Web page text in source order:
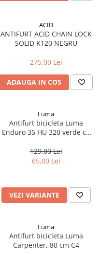
ACID
ANTIFURT ACID CHAIN LOCK
SOLID K120 NEGRU
275,00 Lei
ADAUGA IN COS
Luma
Antifurt bicicleta Luma
Enduro 35 HU 320 verde cu
129,00 Lei
65,00 Lei
VEZI VARIANTE
Luma
Antifurt bicicleta Luma
Carpenter, 80 cm C4